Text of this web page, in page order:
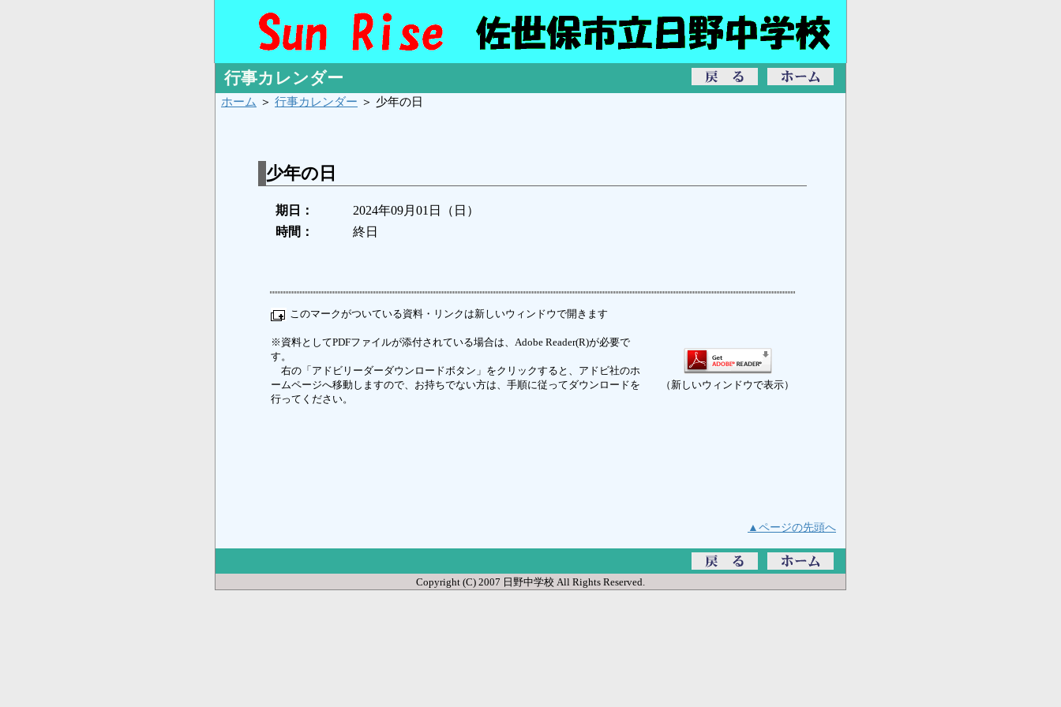
行事カレンダー
ホーム ＞ 行事カレンダー ＞ 少年の日
少年の日
期日：
2024年09月01日（日）
時間：
終日
このマークがついている資料・リンクは新しいウィンドウで開きます
※資料としてPDFファイルが添付されている場合は、Adobe Reader(R)が必要で
す。
右の「アドビリーダーダウンロードボタン」をクリックすると、アドビ社のホ
ームページへ移動しますので、お持ちでない方は、手順に従ってダウンロードを
行ってください。
（新しいウィンドウで表示）
▲ページの先頭へ
Copyright (C) 2007 日野中学校 All Rights Reserved.